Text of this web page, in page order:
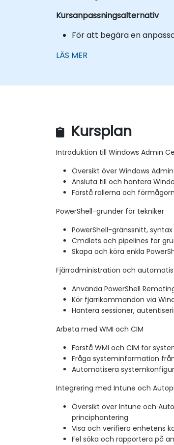
Kursanpassningsalternativ
För att begära en
LÄS MER
Kursplan
Introduktion till Windows Admin
Översikt över Windows
Ansluta till och hantera
Förstå rollerna och
PowerShell-grunder för tekniker
PowerShell-gränssnitt,
Cmdlets och pipelines för
Skapa och köra enkla
Fjärradministration och
Använda PowerShell
Kör fjärrikommandon via
Hantera sessioner,
Arbeta med WMI och CIM
Förstå WMI och CIM för
Fråga systeminformation
Automatisera
Integrering med Intune och
Översikt över Intune och
principhantering
Visa och verifiera enhetens
Fel söka och rapportera på